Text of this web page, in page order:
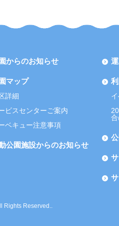
からのお知らせ
マップ
詳細
ビスセンターご案内
ベキュー注意事項
公園施設からのお知らせ
Rights Reserved..